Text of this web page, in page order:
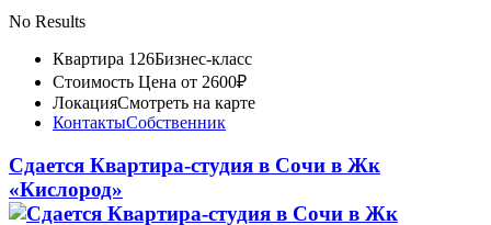
No Results
Квартира 126Бизнес-класс
Стоимость Цена от 2600₽
ЛокацияСмотреть на карте
КонтактыСобственник
Сдается Квартира-студия в Сочи в Жк
«Кислород»